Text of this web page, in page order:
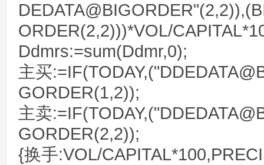
ORDER(2,2)))*VOL/
Ddmrs:=sum(Ddmr,0);
主买
GORDER(1,2));
主卖
GORDER(2,2));
{换手:VOL/